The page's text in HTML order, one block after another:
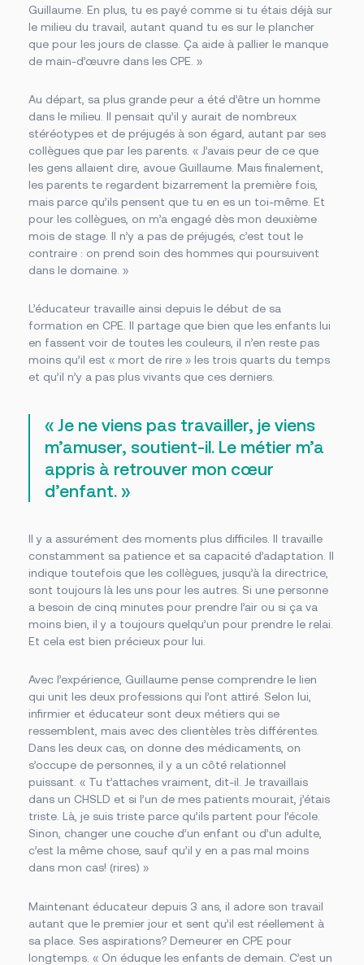
Guillaume. En plus, tu es payé comme si tu étais déjà sur
le milieu du travail, autant quand tu es sur le plancher
que pour les jours de classe. Ça aide à pallier le manque
de main-d’œuvre dans les CPE. »
Au départ, sa plus grande peur a été d’être un homme
dans le milieu. Il pensait qu’il y aurait de nombreux
stéréotypes et de préjugés à son égard, autant par ses
collègues que par les parents. « J’avais peur de ce que
les gens allaient dire, avoue Guillaume. Mais finalement,
les parents te regardent bizarrement la première fois,
mais parce qu’ils pensent que tu en es un toi-même. Et
pour les collègues, on m’a engagé dès mon deuxième
mois de stage. Il n’y a pas de préjugés, c’est tout le
contraire : on prend soin des hommes qui poursuivent
dans le domaine. »
L’éducateur travaille ainsi depuis le début de sa
formation en CPE. Il partage que bien que les enfants lui
en fassent voir de toutes les couleurs, il n’en reste pas
moins qu’il est « mort de rire » les trois quarts du temps
et qu’il n’y a pas plus vivants que ces derniers.
« Je ne viens pas travailler, je viens
m’amuser, soutient-il. Le métier m’a
appris à retrouver mon cœur
d’enfant. »
Il y a assurément des moments plus difficiles. Il travaille
constamment sa patience et sa capacité d’adaptation. Il
indique toutefois que les collègues, jusqu’à la directrice,
sont toujours là les uns pour les autres. Si une personne
a besoin de cinq minutes pour prendre l’air ou si ça va
moins bien, il y a toujours quelqu’un pour prendre le relai.
Et cela est bien précieux pour lui.
Avec l’expérience, Guillaume pense comprendre le lien
qui unit les deux professions qui l’ont attiré. Selon lui,
infirmier et éducateur sont deux métiers qui se
ressemblent, mais avec des clientèles très différentes.
Dans les deux cas, on donne des médicaments, on
s’occupe de personnes, il y a un côté relationnel
puissant. « Tu t’attaches vraiment, dit-il. Je travaillais
dans un CHSLD et si l’un de mes patients mourait, j’étais
triste. Là, je suis triste parce qu’ils partent pour l’école.
Sinon, changer une couche d’un enfant ou d’un adulte,
c’est la même chose, sauf qu’il y en a pas mal moins
dans mon cas! (rires) »
Maintenant éducateur depuis 3 ans, il adore son travail
autant que le premier jour et sent qu’il est réellement à
sa place. Ses aspirations? Demeurer en CPE pour
longtemps. « On éduque les enfants de demain. C’est un